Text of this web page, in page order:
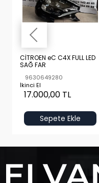
CİTROEN eC C4X FULL LED
SAĞ FAR
9630649280
İkinci El
17.000,00 TL
Sepete Ekle